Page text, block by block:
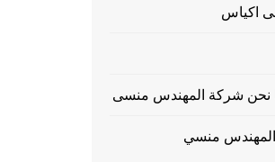
اكياس
نحن شركة المهندس منسى
منسي